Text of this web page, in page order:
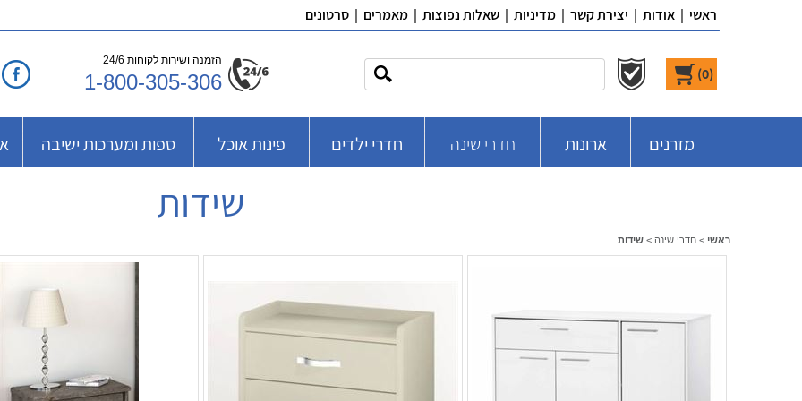
ראשי | אודות | יצירת קשר | מדיניות | שאלות נפוצות | מאמרים | סרטונים
(
0
)
הזמנה ושירות לקוחות 24/6
1-800-305-306
מזרנים ארונות חדרי שינה חדרי ילדים פינות אוכל ספות ומערכות ישיבה
שידות
ראשי > חדרי שינה > שידות